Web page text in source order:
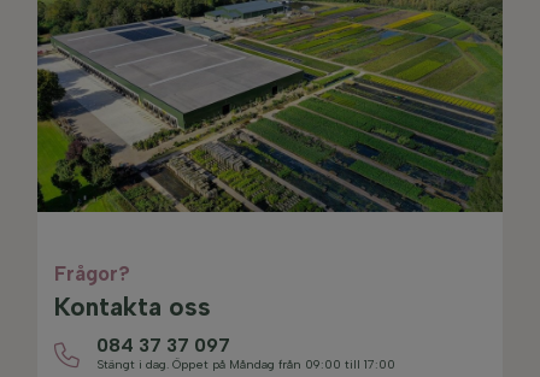
Frågor?
Kontakta oss
084 37 37 097
Stängt i dag. Öppet på Måndag från 09:00 till 17:00